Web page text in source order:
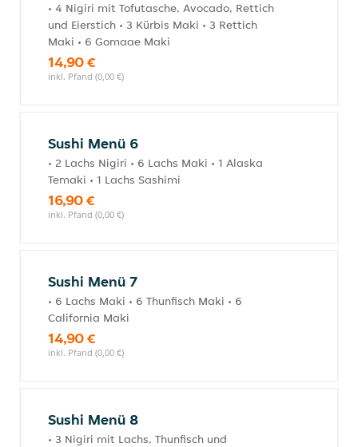
• 4 Nigiri mit Tofutasche, Avocado, Rettich
und Eierstich • 3 Kürbis Maki • 3 Rettich
Maki • 6 Gomaae Maki
14,90 €
inkl. Pfand (0,00 €)
Sushi Menü 6
• 2 Lachs Nigiri • 6 Lachs Maki • 1 Alaska
Temaki • 1 Lachs Sashimi
16,90 €
inkl. Pfand (0,00 €)
Sushi Menü 7
• 6 Lachs Maki • 6 Thunfisch Maki • 6
California Maki
14,90 €
inkl. Pfand (0,00 €)
Sushi Menü 8
• 3 Nigiri mit Lachs, Thunfisch und